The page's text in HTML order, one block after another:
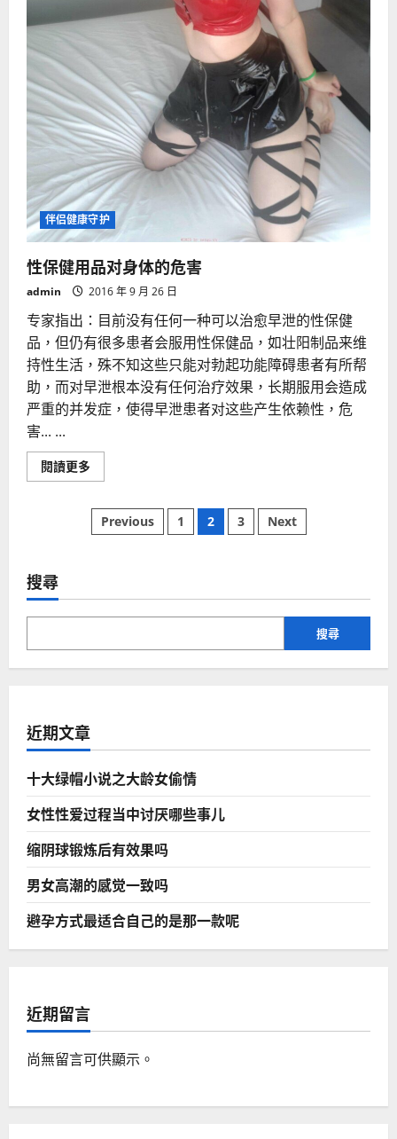
伴侣健康守护
性保健用品对身体的危害
admin 2016 年 9 月 26 日
专家指出：目前没有任何一种可以治愈早泄的性保健
品，但仍有很多患者会服用性保健品，如壮阳制品来维
持性生活，殊不知这些只能对勃起功能障碍患者有所帮
助，而对早泄根本没有任何治疗效果，长期服用会造成
严重的并发症，使得早泄患者对这些产生依赖性，危
害... ...
閱讀更多
more
保
用
的
危
文
分
Previous 1 2 3 Next
搜尋
搜尋
近期文章
十大绿帽小说之大龄女偷情
女性性爱过程当中讨厌哪些事儿
缩阴球锻炼后有效果吗
男女高潮的感觉一致吗
避孕方式最适合自己的是那一款呢
近期留言
尚無留言可供顯示。